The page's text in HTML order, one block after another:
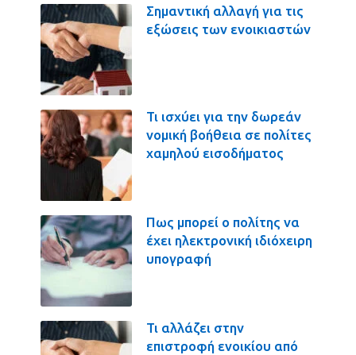
Σημαντική αλλαγή για τις
εξώσεις των ενοικιαστών
Τι ισχύει για την δωρεάν
νομική βοήθεια σε πολίτες
χαμηλού εισοδήματος
Πως μπορεί ο πολίτης να
έχει ηλεκτρονική ιδιόχειρη
υπογραφή
Τι αλλάζει στην
επιστροφή ενοικίου από